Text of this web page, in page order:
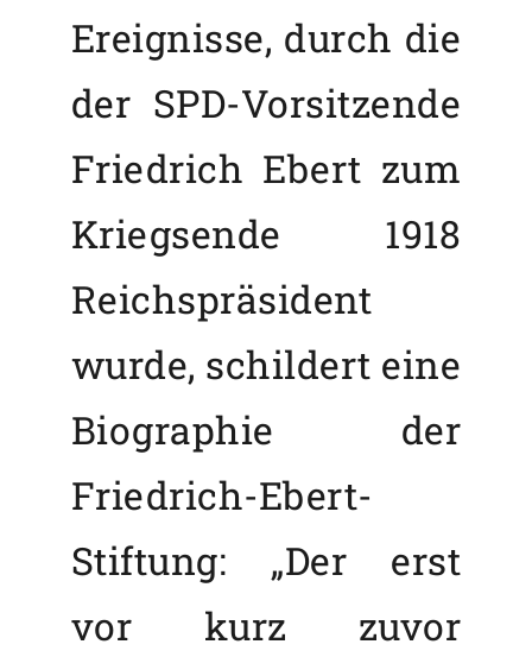
Ereignisse, durch die
der SPD-Vorsitzende
Friedrich Ebert zum
Kriegsende 1918
Reichspräsident
wurde, schildert eine
Biographie der
Friedrich-Ebert-
Stiftung: „Der erst
vor kurz zuvor